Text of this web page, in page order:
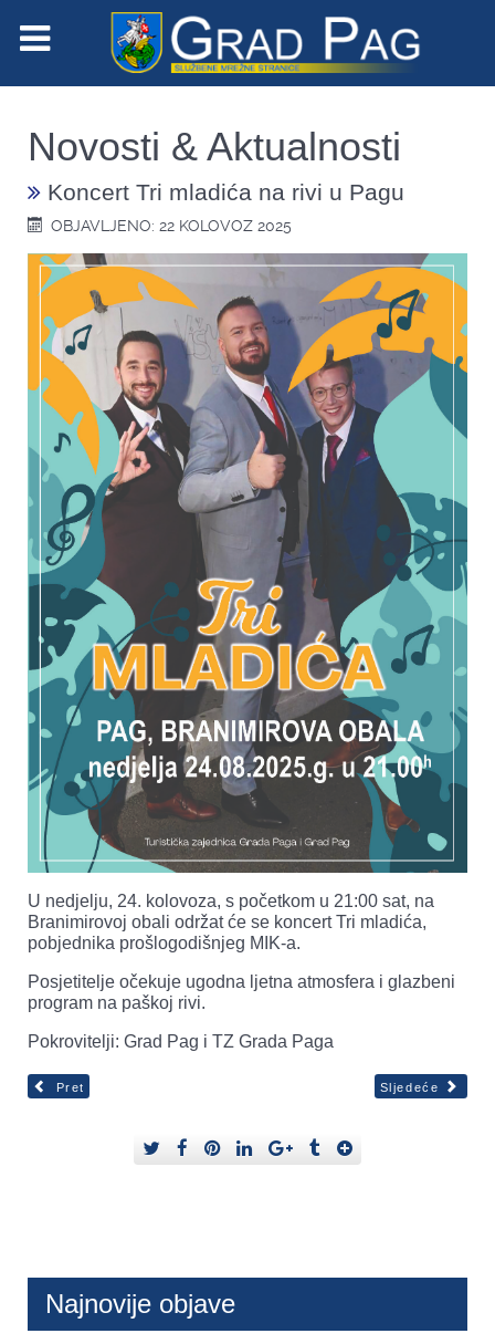
Novosti & Aktualnosti
Koncert Tri mladića na rivi u Pagu
OBJAVLJENO: 22 KOLOVOZ 2025
U nedjelju, 24. kolovoza, s početkom u 21:00 sat, na
Branimirovoj obali održat će se koncert Tri mladića,
pobjednika prošlogodišnjeg MIK-a.
Posjetitelje očekuje ugodna ljetna atmosfera i glazbeni
program na paškoj rivi.
Pokrovitelji: Grad Pag i TZ Grada Paga
Pret Sljedeće
Najnovije objave